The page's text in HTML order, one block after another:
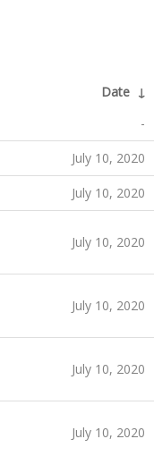
Date ↓
-
July 10, 2020
July 10, 2020
July 10, 2020
July 10, 2020
July 10, 2020
July 10, 2020